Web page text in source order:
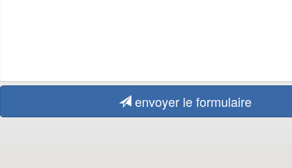
envoyer le formulaire